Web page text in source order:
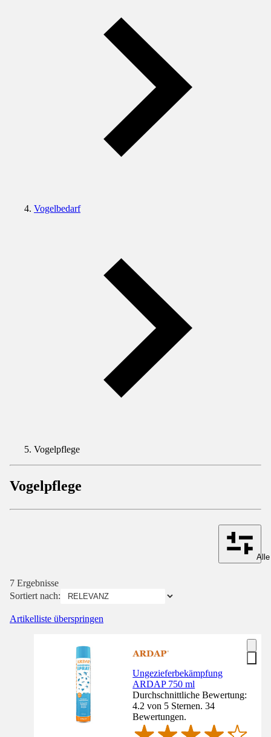
Vogelbedarf
Vogelpflege
Vogelpflege
7 Ergebnisse
Sortiert nach:
Artikelliste überspringen
Ungezieferbekämpfung
ARDAP 750 ml
Durchschnittliche Bewertung:
4.2 von 5 Sternen. 34
Bewertungen.